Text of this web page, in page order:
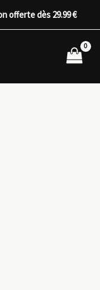
offerte dès 29.99 €